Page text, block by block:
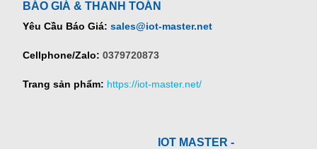
BÁO GIÁ & THANH TOÁN
Yêu Cầu Báo Giá: sales@iot-master.net
Cellphone/Zalo: 0379720873
Trang sản phẩm: https://iot-master.net/
IOT MASTER -